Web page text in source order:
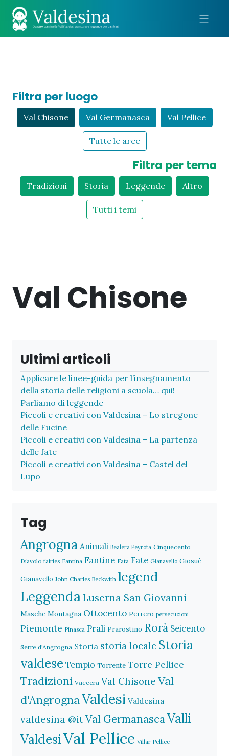
Filtra per luogo
Val Chisone Val Germanasca Val Pellice
Tutte le aree
Filtra per tema
Tradizioni Storia Leggende Altro
Tutti i temi
Val Chisone
Ultimi articoli
Applicare le linee-guida per l’insegnamento
della storia delle religioni a scuola… qui!
Parliamo di leggende
Piccoli e creativi con Valdesina – Lo stregone
delle Fucine
Piccoli e creativi con Valdesina – La partenza
delle fate
Piccoli e creativi con Valdesina – Castel del
Lupo
Tag
Angrogna Animali Bealera Peyrota Cinquecento
Diavolo fairies Fantina Fantine Fata Fate Gianavello Giosuè
Gianavello John Charles Beckwith legend
Leggenda Luserna San Giovanni
Masche Montagna Ottocento Perrero persecuzioni
Piemonte Pinasca Prali Prarostino Rorà Seicento
Serre d'Angrogna Storia storia locale Storia
valdese Tempio Torrente Torre Pellice
Tradizioni Vaccera Val Chisone Val
d'AngrognaValdesi Valdesina
valdesina @itVal GermanascaValli
ValdesiVal Pellice Villar Pellice